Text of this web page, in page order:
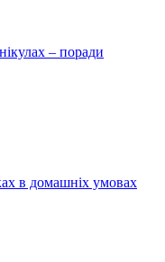
– поради
в домашніх умовах